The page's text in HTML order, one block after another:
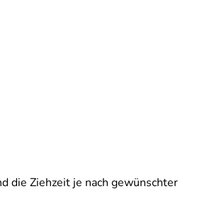
die Ziehzeit je nach gewünschter